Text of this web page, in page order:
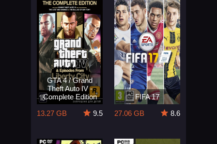
GTA 4 / Grand
Theft Auto IV -
Complete Edition
13.27 GB
9.5
FIFA 17
27.06 GB
8.6